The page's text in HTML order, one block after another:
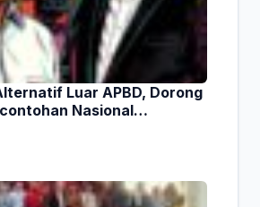
Luar APBD, Dorong
Nasional